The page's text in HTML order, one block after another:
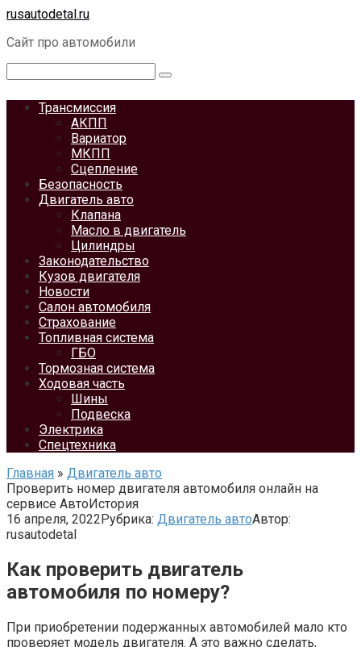
Перейти
контенту
rusautodetal.ru
Сайт про автомобили
Трансмиссия
АКПП
Вариатор
МКПП
Сцепление
Безопасность
Двигатель авто
Клапана
Масло в двигатель
Цилиндры
Законодательство
Кузов двигателя
Новости
Салон автомобиля
Страхование
Топливная система
ГБО
Тормозная система
Ходовая часть
Шины
Подвеска
Электрика
Спецтехника
Главная » Двигатель авто
Проверить номер двигателя автомобиля онлайн на
сервисе АвтоИстория
16 апреля, 2022Рубрика: Двигатель автоАвтор:
rusautodetal
Как проверить двигатель
автомобиля по номеру?
При приобретении подержанных автомобилей мало кто
проверяет модель двигателя. А это важно сделать,